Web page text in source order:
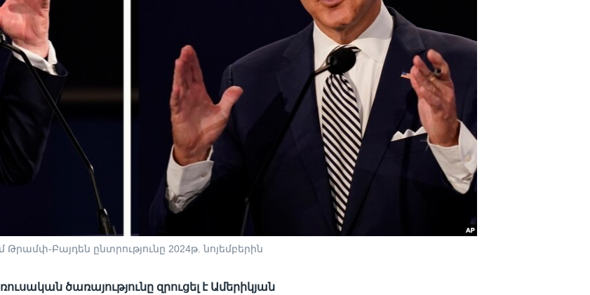
Բայդեն ընտրությունը 2024թ. նոյեմբերին
ծառայությունը զրուցել է Ամերիկյան